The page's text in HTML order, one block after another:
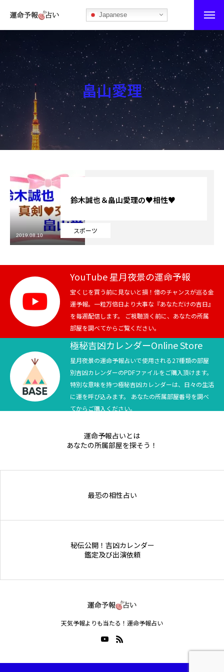
Japanese
運命予報占い
運命予報占いとは
あなたの所属部屋を探そう！
最恐の相性占い
秘伝公開！吉凶カレンダー
ブログ
お知らせ
芸能界
テニス
スポーツ
競馬
テニス四大大会・五輪
テニス四大大会・五輪
畠山愛理
スポーツ
鈴木誠也＆畠山愛理の♥相性♥
2019.08.10
YouTube 星月夜景の運命予報
宝くじを買う前に見ないと損！億のチャンスが巡る金
運予報。一粒万倍日より大事な『あなただけの吉日』
を毎週配信します。 ご視聴頂く前に、あなたの所属
部屋を調べてからご覧ください。
極秘吉凶カレンダーOnline Store
星月夜景の運命予報占いで使用される27種類の部屋
別吉凶カレンダーのPDFファイルをご購入頂けます。
特別な意味を持つ極秘吉凶カレンダーは、日々の生活
に運を呼び込みます。 あなたの所属部屋番号を調べ
てからご購入ください。
運命予報占いとは
あなたの所属部屋を探そう！
最恐の相性占い
秘伝公開！吉凶カレンダー
鑑定及び出演依頼
天気予報よりも当たる！運命予報占い